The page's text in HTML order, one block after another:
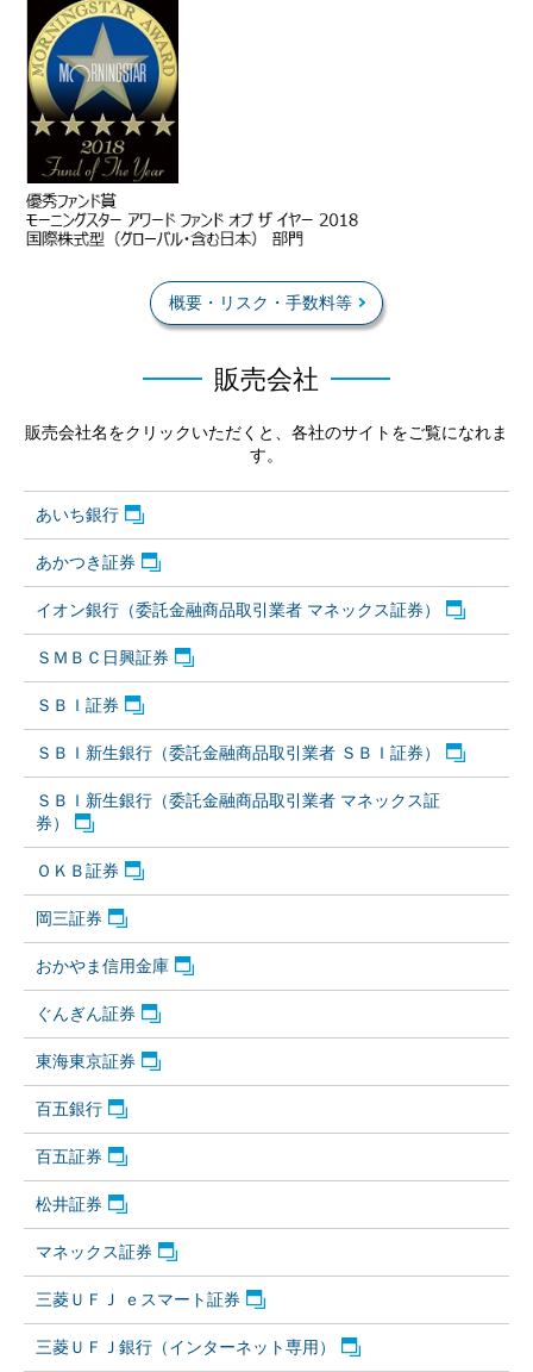
概要・リスク・手数料等
販売会社
販売会社名をクリックいただくと、各社のサイトをご覧になれま
す。
あいち銀行
あかつき証券
イオン銀行（委託金融商品取引業者 マネックス証券）
ＳＭＢＣ日興証券
ＳＢＩ証券
ＳＢＩ新生銀行（委託金融商品取引業者 ＳＢＩ証券）
ＳＢＩ新生銀行（委託金融商品取引業者 マネックス証
券）
ＯＫＢ証券
岡三証券
おかやま信用金庫
ぐんぎん証券
東海東京証券
百五銀行
百五証券
松井証券
マネックス証券
三菱ＵＦＪ ｅスマート証券
三菱ＵＦＪ銀行（インターネット専用）